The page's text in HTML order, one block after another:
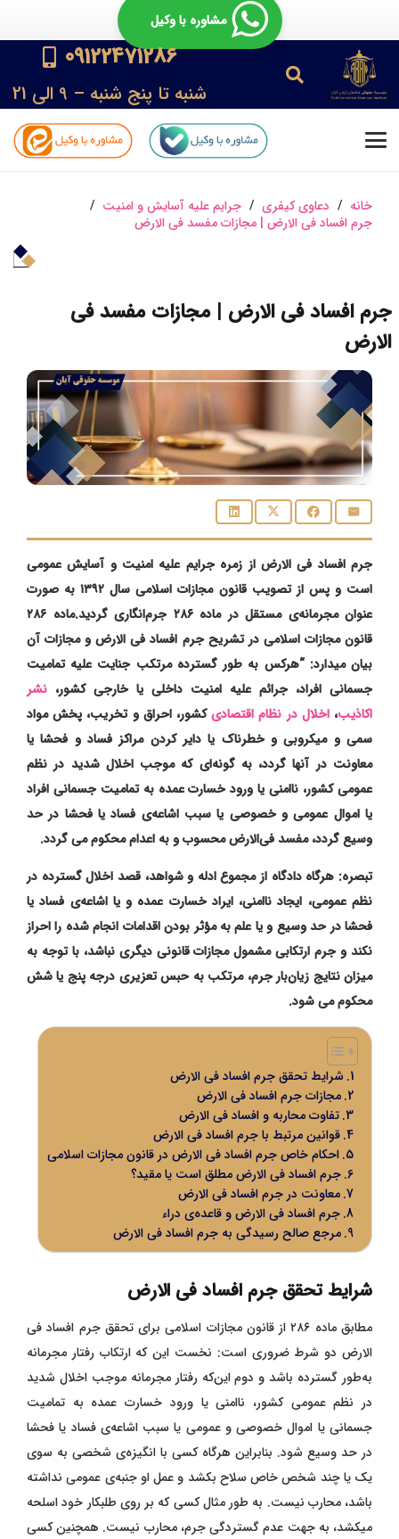
مشاوره با وکیل
09122471286
شنبه تا پنج شنبه – 9 الی 21
خانه / دعاوی کیفری / جرایم علیه آسایش و امنیت /
جرم افساد‌ فی‌ الارض | مجازات مفسد فی الارض
جرم افساد‌ فی‌ الارض | مجازات مفسد فی
الارض
جرم افساد‌ فی‌ الارض از زمره جرایم علیه امنیت و آسایش عمومی
است و پس از تصویب قانون مجازات اسلامی سال ۱۳۹۲ به صورت
عنوان مجرمانه‌ی مستقل در ماده ۲۸۶ جرم‌انگاری گردید.
ماده ۲۸۶
قانون مجازات اسلامی در تشریح جرم افساد‌ فی‌ الارض و مجازات آن
بیان میدارد: “هرکس به طور گسترده مرتکب جنایت علیه تمامیت
جسمانی افراد، جرائم علیه امنیت داخلی یا خارجی کشور، نشر
اکاذیب،اخلال در نظام اقتصادیکشور، احراق و تخریب، پخش مواد
سمی و میکروبی و خطرناک یا دایر کردن مراکز فساد و فحشا یا
معاونت در آنها گردد، به گونه‌ای که موجب اخلال شدید در نظم
عمومی کشور، ناامنی یا ورود خسارت عمده به تمامیت جسمانی افراد
یا اموال عمومی و خصوصی یا سبب اشاعه‌ی فساد یا فحشا در حد
وسیع گردد، مفسد فی‌الارض محسوب و به اعدام محکوم می گردد.
تبصره: هرگاه دادگاه از مجموع ادله و شواهد، قصد اخلال گسترده در
نظم عمومی، ایجاد ناامنی، ایراد خسارت عمده و یا اشاعه‌ی فساد یا
فحشا در حد وسیع و یا علم به مؤثر بودن اقدامات انجام شده را احراز
نکند و جرم ارتکابی مشمول مجازات قانونی دیگری نباشد، با توجه به
میزان نتایج زیان‌بار جرم، مرتکب به حبس تعزیری درجه پنج یا شش
محکوم می شود.
شرایط تحقق جرم افساد‌ فی‌ الارض
مجازات جرم افساد‌ فی‌ الارض
تفاوت محاربه و افساد ‌فی‌ الارض
قوانین مرتبط با جرم افساد‌ فی‌ الارض
احکام خاص جرم افساد‌ فی‌ الارض در قانون مجازات اسلامی
جرم افساد‌ فی‌ الارض مطلق است یا مقید؟
معاونت در جرم افساد‌ فی‌ الارض
جرم افساد‌ فی‌ الارض و قاعده‌ی دراء
مرجع صالح رسیدگی به جرم افساد‌ فی‌ الارض
شرایط تحقق جرم افساد‌ فی‌ الارض
مطابق ماده ۲۸۶ از قانون مجازات اسلامی برای تحقق جرم افساد‌ فی‌
الارض دو شرط ضروری است: نخست این‌ که ارتکاب رفتار مجرمانه
به‌طور گسترده باشد و دوم این‌که رفتار مجرمانه موجب اخلال شدید
در نظم عمومی کشور، ناامنی یا ورود خسارت عمده به تمامیت
جسمانی یا اموال خصوصی و عمومی یا سبب اشاعه‌ی فساد یا فحشا
در حد وسیع شود. بنابراین هرگاه کسی با انگیزه‌ی شخصی به سوی
یک یا چند شخص خاص سلاح بکشد و عمل او جنبه‌ی عمومی نداشته
باشد، محارب نیست. به طور مثال کسی که بر روی طلبکار خود اسلحه
میکشد، به جهت عدم گستردگی جرم، محارب نیست. همچنین کسی